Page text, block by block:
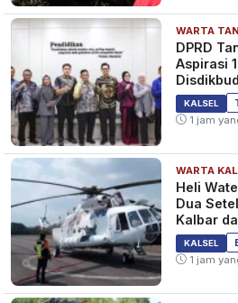
WARTA
DPRD
Aspirasi
KALSEL
1 jam
WARTA
Heli
Dua
Kalbar
KALSEL
1 jam